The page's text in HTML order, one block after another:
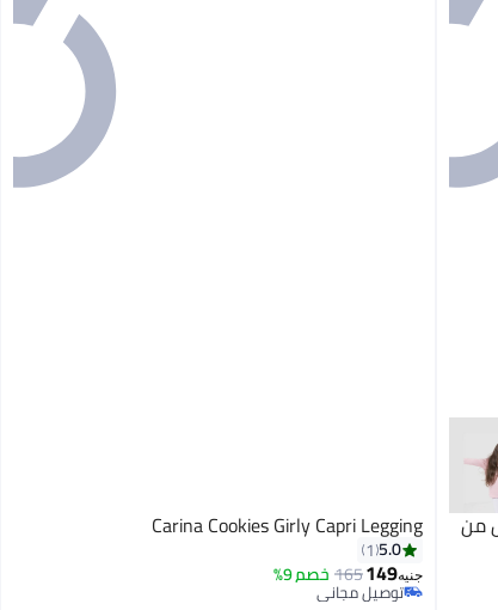
من Carina Cookies Girly Capri Legging
5.0
1
جنيه149
165خصم 9%
توصيل مجاني